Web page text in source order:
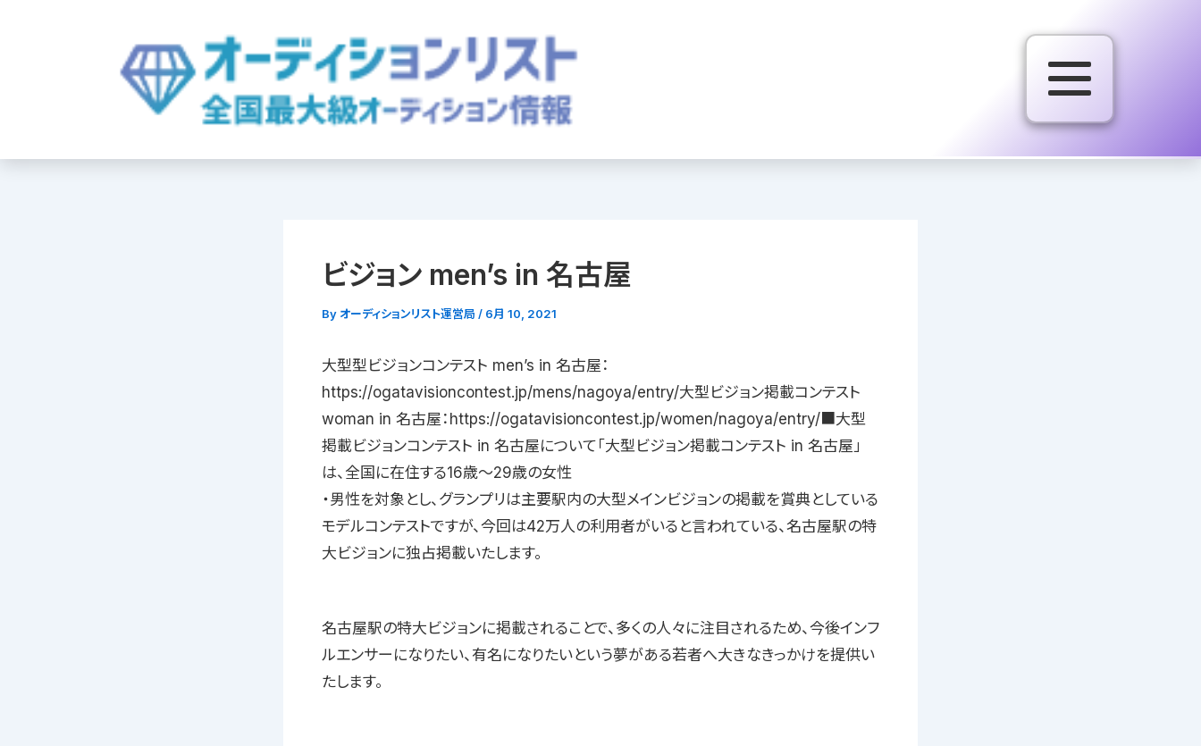
ビジョン men’s in 名古屋
By オーディションリスト運営局 / 6月 10, 2021
大型型ビジョンコンテスト men’s in 名古屋：
https://ogatavisioncontest.jp/mens/nagoya/entry/大型ビジョン掲載コンテスト
woman in 名古屋：https://ogatavisioncontest.jp/women/nagoya/entry/■大型
掲載ビジョンコンテスト in 名古屋について「大型ビジョン掲載コンテスト in 名古屋」
は、全国に在住する16歳〜29歳の女性
・男性を対象とし、グランプリは主要駅内の大型メインビジョンの掲載を賞典としている
モデルコンテストですが、今回は42万人の利用者がいると言われている、名古屋駅の特
大ビジョンに独占掲載いたします。
名古屋駅の特大ビジョンに掲載されることで、多くの人々に注目されるため、今後インフ
ルエンサーになりたい、有名になりたいという夢がある若者へ大きなきっかけを提供い
たします。